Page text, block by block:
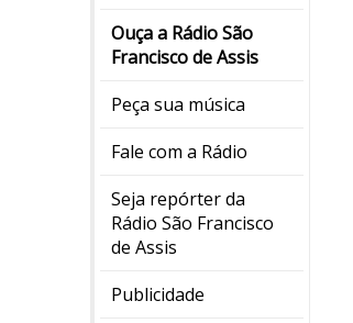
Ouça a Rádio São
Francisco de Assis
Peça sua música
Fale com a Rádio
Seja repórter da
Rádio São Francisco
de Assis
Publicidade